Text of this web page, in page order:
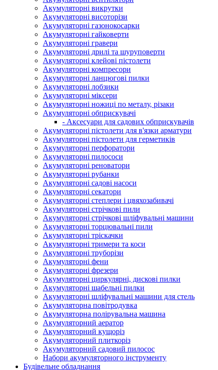
Акумуляторні викрутки
Акумуляторні висоторізи
Акумуляторні газонокосарки
Акумуляторні гайковерти
Акумуляторні гравери
Акумуляторні дрилі та шуруповерти
Акумуляторні клейові пістолети
Акумуляторні компресори
Акумуляторні ланцюгові пилки
Акумуляторні лобзики
Акумуляторні міксери
Акумуляторні ножиці по металу, різаки
Акумуляторні обприскувачі
- Аксесуари для садових обприскувачів
Акумуляторні пістолети для в'язки арматури
Акумуляторні пістолети для герметиків
Акумуляторні перфоратори
Акумуляторні пилососи
Акумуляторні реноватори
Акумуляторні рубанки
Акумуляторні садові насоси
Акумуляторні секатори
Акумуляторні степлери і цвяхозабивачі
Акумуляторні стрічкові пили
Акумуляторні стрічкові шліфувальні машини
Акумуляторні торцювальні пили
Акумуляторні тріскачки
Акумуляторні тримери та коси
Акумуляторні труборізи
Акумуляторні фени
Акумуляторні фрезери
Акумуляторні циркулярні, дискові пилки
Акумуляторні шабельні пилки
Акумуляторні шліфувальні машини для стель
Акумуляторна повітродувка
Акумуляторна полірувальна машина
Акумуляторний аератор
Акумуляторний кущоріз
Акумуляторний плиткоріз
Акумуляторний садовий пилосос
Набори акумуляторного інструменту
Будівельне обладнання